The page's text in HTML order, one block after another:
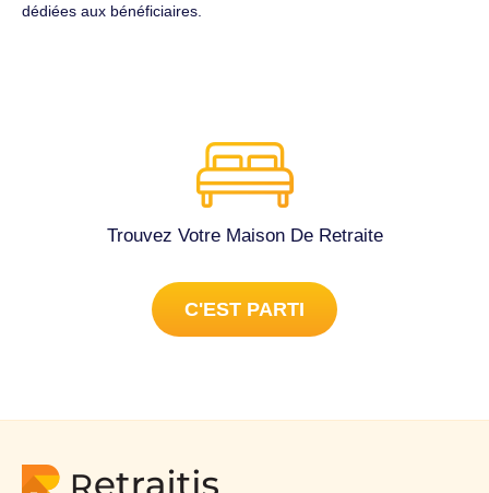
dédiées aux bénéficiaires.
Trouvez Votre Maison De Retraite
C'EST PARTI